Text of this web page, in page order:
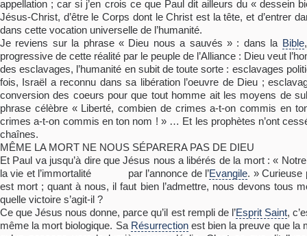
appellation ; car si j’en crois ce que Paul dit ailleurs du « dessein
Jésus-Christ, d’être le Corps dont le Christ est la tête, et d’entrer
dans cette vocation universelle de l’humanité.
Je reviens sur la phrase « Dieu nous a sauvés » : dans la Bible
progressive de cette réalité par le peuple de l’Alliance : Dieu veut
des esclavages, l’humanité en subit de toute sorte : esclavages
fois, Israël a reconnu dans sa libération l’oeuvre de Dieu ;
conversion des coeurs pour que tout homme ait les moyens de
phrase célèbre « Liberté, combien de crimes a-t-on commis en
crimes a-t-on commis en ton nom ! » … Et les prophètes n’ont
chaînes.
MÊME LA MORT NE NOUS SÉPARERA PAS DE DIEU
Et Paul va jusqu’à dire que Jésus nous a libérés de la mort : «
la vie et l’immortalité par l’annonce de l’Evangile. » Curieuse
est mort ; quant à nous, il faut bien l’admettre, nous devons tous
quelle victoire s’agit-il ?
Ce que Jésus nous donne, parce qu’il est rempli de l’Esprit Saint,
même la mort biologique. Sa Résurrectionest bien la preuve que la